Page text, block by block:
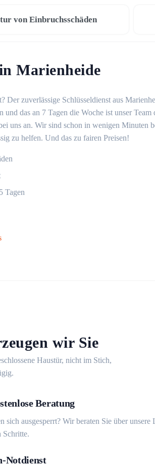
von Einbruchsschäden
Marienheide
Der zuverlässige Schlüsseldienst aus
und das an 7 Tagen die Woche ist unser Team
uns an. Wir sind schon in wenigen Minuten
zu helfen. Und das zu fairen Preisen!
Tagen
wir Sie
Haustür, nicht im Stich,
Beratung
sich ausgesperrt? Wir beraten Sie über
Schritte.
Notdienst